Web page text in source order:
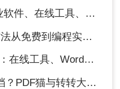
内置与改后缀名4种方案对比！
费到编程实测对比！
、Adobe与开源软件对比！！
在线工具使用指南与功能对比！